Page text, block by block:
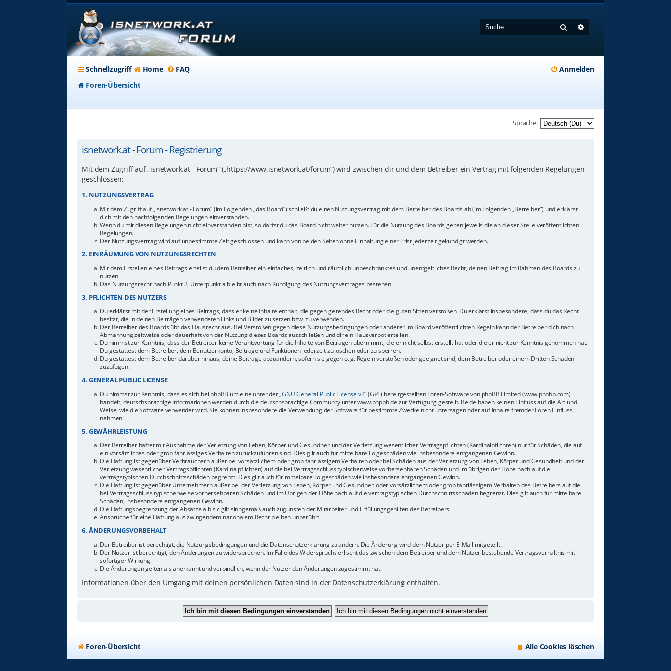
Suche
Schnellzugriff Home FAQ
Anmelden
Foren-Übersicht
Sprache:
isnetwork.at - Forum - Registrierung
Mit dem Zugriff auf „isnetwork.at - Forum“ („https://www.isnetwork.at/forum“) wird zwischen dir und dem Betreiber ein Vertrag mit folgenden Regelungen
geschlossen:
1. NUTZUNGSVERTRAG
Mit dem Zugriff auf „isnetwork.at - Forum“ (im Folgenden „das Board“) schließt du einen Nutzungsvertrag mit dem Betreiber des Boards ab (im Folgenden „Betreiber“) und erklärst
dich mit den nachfolgenden Regelungen einverstanden.
Wenn du mit diesen Regelungen nicht einverstanden bist, so darfst du das Board nicht weiter nutzen. Für die Nutzung des Boards gelten jeweils die an dieser Stelle veröffentlichten
Regelungen.
Der Nutzungsvertrag wird auf unbestimmte Zeit geschlossen und kann von beiden Seiten ohne Einhaltung einer Frist jederzeit gekündigt werden.
2. EINRÄUMUNG VON NUTZUNGSRECHTEN
Mit dem Erstellen eines Beitrags erteilst du dem Betreiber ein einfaches, zeitlich und räumlich unbeschränktes und unentgeltliches Recht, deinen Beitrag im Rahmen des Boards zu
nutzen.
Das Nutzungsrecht nach Punkt 2, Unterpunkt a bleibt auch nach Kündigung des Nutzungsvertrages bestehen.
3. PFLICHTEN DES NUTZERS
Du erklärst mit der Erstellung eines Beitrags, dass er keine Inhalte enthält, die gegen geltendes Recht oder die guten Sitten verstoßen. Du erklärst insbesondere, dass du das Recht
besitzt, die in deinen Beiträgen verwendeten Links und Bilder zu setzen bzw. zu verwenden.
Der Betreiber des Boards übt das Hausrecht aus. Bei Verstößen gegen diese Nutzungsbedingungen oder anderer im Board veröffentlichten Regeln kann der Betreiber dich nach
Abmahnung zeitweise oder dauerhaft von der Nutzung dieses Boards ausschließen und dir ein Hausverbot erteilen.
Du nimmst zur Kenntnis, dass der Betreiber keine Verantwortung für die Inhalte von Beiträgen übernimmt, die er nicht selbst erstellt hat oder die er nicht zur Kenntnis genommen hat.
Du gestattest dem Betreiber, dein Benutzerkonto, Beiträge und Funktionen jederzeit zu löschen oder zu sperren.
Du gestattest dem Betreiber darüber hinaus, deine Beiträge abzuändern, sofern sie gegen o. g. Regeln verstoßen oder geeignet sind, dem Betreiber oder einem Dritten Schaden
zuzufügen.
4. GENERAL PUBLIC LICENSE
Du nimmst zur Kenntnis, dass es sich bei phpBB um eine unter der „GNU General Public License v2“ (GPL) bereitgestellten Foren-Software von phpBB Limited (www.phpbb.com)
handelt; deutschsprachige Informationen werden durch die deutschsprachige Community unter www.phpbb.de zur Verfügung gestellt. Beide haben keinen Einfluss auf die Art und
Weise, wie die Software verwendet wird. Sie können insbesondere die Verwendung der Software für bestimmte Zwecke nicht untersagen oder auf Inhalte fremder Foren Einfluss
nehmen.
5. GEWÄHRLEISTUNG
Der Betreiber haftet mit Ausnahme der Verletzung von Leben, Körper und Gesundheit und der Verletzung wesentlicher Vertragspflichten (Kardinalpflichten) nur für Schäden, die auf
ein vorsätzliches oder grob fahrlässiges Verhalten zurückzuführen sind. Dies gilt auch für mittelbare Folgeschäden wie insbesondere entgangenen Gewinn.
Die Haftung ist gegenüber Verbrauchern außer bei vorsätzlichem oder grob fahrlässigem Verhalten oder bei Schäden aus der Verletzung von Leben, Körper und Gesundheit und der
Verletzung wesentlicher Vertragspflichten (Kardinalpflichten) auf die bei Vertragsschluss typischerweise vorhersehbaren Schäden und im übrigen der Höhe nach auf die
vertragstypischen Durchschnittsschäden begrenzt. Dies gilt auch für mittelbare Folgeschäden wie insbesondere entgangenen Gewinn.
Die Haftung ist gegenüber Unternehmern außer bei der Verletzung von Leben, Körper und Gesundheit oder vorsätzlichem oder grob fahrlässigem Verhalten des Betreibers auf die
bei Vertragsschluss typischerweise vorhersehbaren Schäden und im Übrigen der Höhe nach auf die vertragstypischen Durchschnittsschäden begrenzt. Dies gilt auch für mittelbare
Schäden, insbesondere entgangenen Gewinn.
Die Haftungsbegrenzung der Absätze a bis c gilt sinngemäß auch zugunsten der Mitarbeiter und Erfüllungsgehilfen des Betreibers.
Ansprüche für eine Haftung aus zwingendem nationalem Recht bleiben unberührt.
6. ÄNDERUNGSVORBEHALT
Der Betreiber ist berechtigt, die Nutzungsbedingungen und die Datenschutzerklärung zu ändern. Die Änderung wird dem Nutzer per E-Mail mitgeteilt.
Der Nutzer ist berechtigt, den Änderungen zu widersprechen. Im Falle des Widerspruchs erlischt das zwischen dem Betreiber und dem Nutzer bestehende Vertragsverhältnis mit
sofortiger Wirkung.
Die Änderungen gelten als anerkannt und verbindlich, wenn der Nutzer den Änderungen zugestimmt hat.
Informationen über den Umgang mit deinen persönlichen Daten sind in der Datenschutzerklärung enthalten.
Foren-Übersicht Alle Cookies löschen